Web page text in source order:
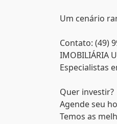
Um cenário
Contato: (49)
IMOBILIÁRIA
Especialistas
Quer investir?
Agende seu
Temos as